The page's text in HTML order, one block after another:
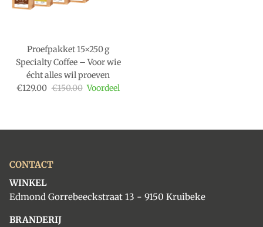
Proefpakket 15×250 g
Specialty Coffee – Voor wie
écht alles wil proeven
Verkoopprijs
€129.00 Reguliere prijs
€150.00 Voordeel
CONTACT
WINKEL
Edmond Gorrebeeckstraat 13 - 9150 Kruibeke
BRANDERIJ